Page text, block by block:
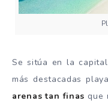
Se sitúa en la
más destacadas
arenas tan finas que